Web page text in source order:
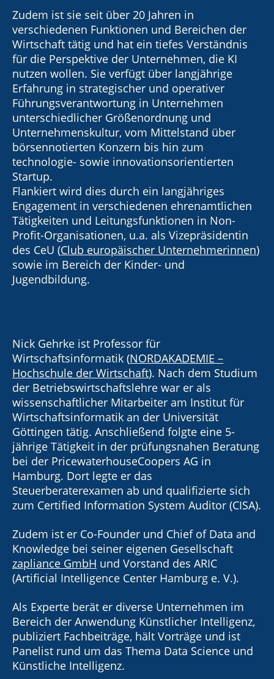
Zudem ist sie seit über 20 Jahren in
verschiedenen Funktionen und Bereichen der
Wirtschaft tätig und hat ein tiefes Verständnis
für die Perspektive der Unternehmen, die KI
nutzen wollen. Sie verfügt über langjährige
Erfahrung in strategischer und operativer
Führungsverantwortung in Unternehmen
unterschiedlicher Größenordnung und
Unternehmenskultur, vom Mittelstand über
börsennotierten Konzern bis hin zum
technologie- sowie innovationsorientierten
Startup.
Flankiert wird dies durch ein langjähriges
Engagement in verschiedenen ehrenamtlichen
Tätigkeiten und Leitungsfunktionen in Non-
Profit-Organisationen, u.a. als Vizepräsidentin
des CeU (Club europäischer Unternehmerinnen)
sowie im Bereich der Kinder- und
Jugendbildung.
Nick Gehrke ist Professor für
Wirtschaftsinformatik (NORDAKADEMIE –
Hochschule der Wirtschaft). Nach dem Studium
der Betriebswirtschaftslehre war er als
wissenschaftlicher Mitarbeiter am Institut für
Wirtschaftsinformatik an der Universität
Göttingen tätig. Anschließend folgte eine 5-
jährige Tätigkeit in der prüfungsnahen Beratung
bei der PricewaterhouseCoopers AG in
Hamburg. Dort legte er das
Steuerberaterexamen ab und qualifizierte sich
zum Certified Information System Auditor (CISA).
Zudem ist er Co-Founder und Chief of Data and
Knowledge bei seiner eigenen Gesellschaft
zapliance GmbH und Vorstand des ARIC
(Artificial Intelligence Center Hamburg e. V.).
Als Experte berät er diverse Unternehmen im
Bereich der Anwendung Künstlicher Intelligenz,
publiziert Fachbeiträge, hält Vorträge und ist
Panelist rund um das Thema Data Science und
Künstliche Intelligenz.